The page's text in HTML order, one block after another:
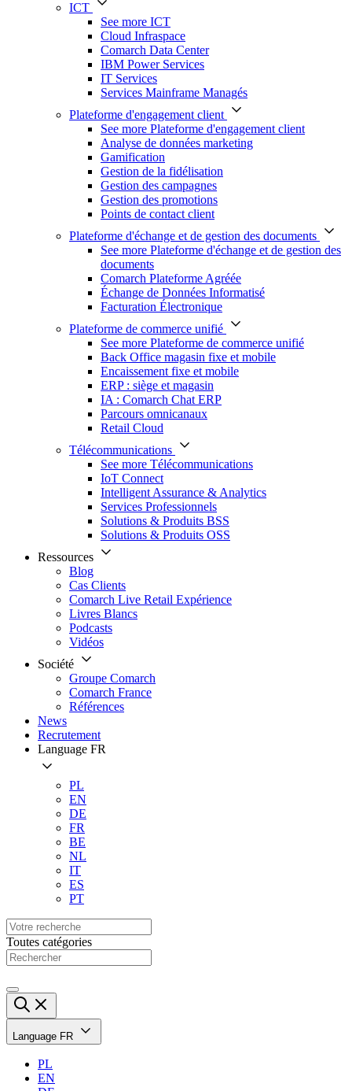
ICT
See more ICT
Cloud Infraspace
Comarch Data Center
IBM Power Services
IT Services
Services Mainframe Managés
Plateforme d'engagement client
See more Plateforme d'engagement client
Analyse de données marketing
Gamification
Gestion de la fidélisation
Gestion des campagnes
Gestion des promotions
Points de contact client
Plateforme d'échange et de gestion des documents
See more Plateforme d'échange et de gestion des
documents
Comarch Plateforme Agréée
Échange de Données Informatisé
Facturation Électronique
Plateforme de commerce unifié
See more Plateforme de commerce unifié
Back Office magasin fixe et mobile
Encaissement fixe et mobile
ERP : siège et magasin
IA : Comarch Chat ERP
Parcours omnicanaux
Retail Cloud
Télécommunications
See more Télécommunications
IoT Connect
Intelligent Assurance & Analytics
Services Professionnels
Solutions & Produits BSS
Solutions & Produits OSS
Ressources
Blog
Cas Clients
Comarch Live Retail Expérience
Livres Blancs
Podcasts
Vidéos
Société
Groupe Comarch
Comarch France
Références
News
Recrutement
Language FR
PL
EN
DE
FR
BE
NL
IT
ES
PT
Toutes catégories
Language FR
PL
EN